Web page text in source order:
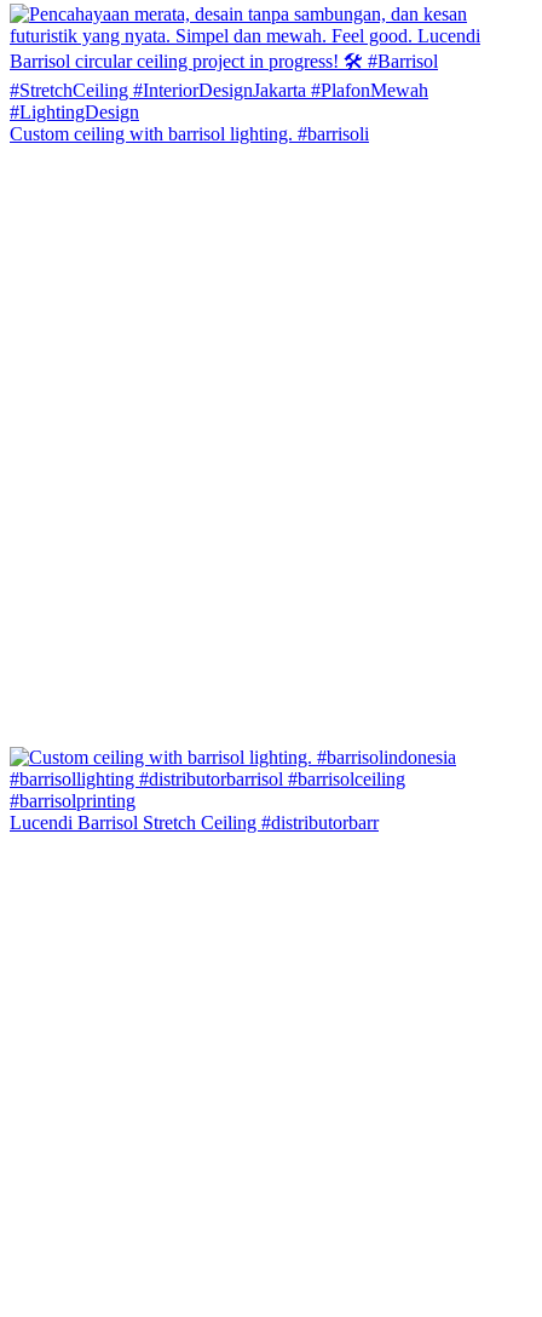
Custom ceiling with barrisol lighting. #barrisoli
Lucendi Barrisol Stretch Ceiling #distributorbarr